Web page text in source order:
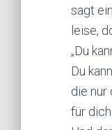
sagt
leise,
„Du
Du
die nur
für dich